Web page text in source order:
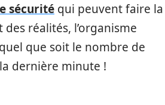
sécurité qui peuvent faire la
réalités, l’organisme
que soit le nombre de
dernière minute !